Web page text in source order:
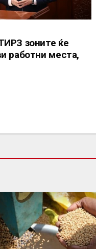
зоните ќе
работни места,